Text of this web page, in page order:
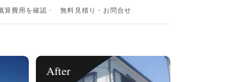
算費用を確認 無料見積り・お問合せ
After